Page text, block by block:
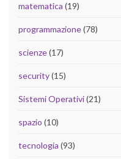
matematica (19)
programmazione(78)
scienze(17)
security(15)
Sistemi Operativi(21)
spazio (10)
tecnologia (93)